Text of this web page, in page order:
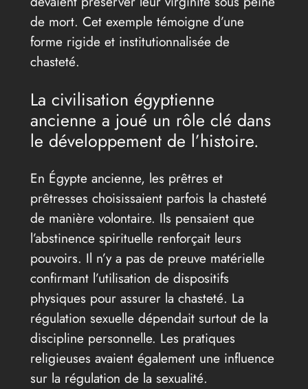
de mort. Cet exemple témoigne d’une
forme rigide et institutionnalisée de
chasteté.
La civilisation égyptienne
ancienne a joué un rôle clé dans
le développement de l’histoire.
En Égypte ancienne, les prêtres et
prêtresses choisissaient parfois la chasteté
de manière volontaire. Ils pensaient que
l’abstinence spirituelle renforçait leurs
pouvoirs. Il n’y a pas de preuve matérielle
confirmant l’utilisation de dispositifs
physiques pour assurer la chasteté. La
régulation sexuelle dépendait surtout de la
discipline personnelle. Les pratiques
religieuses avaient également une influence
sur la régulation de la sexualité.